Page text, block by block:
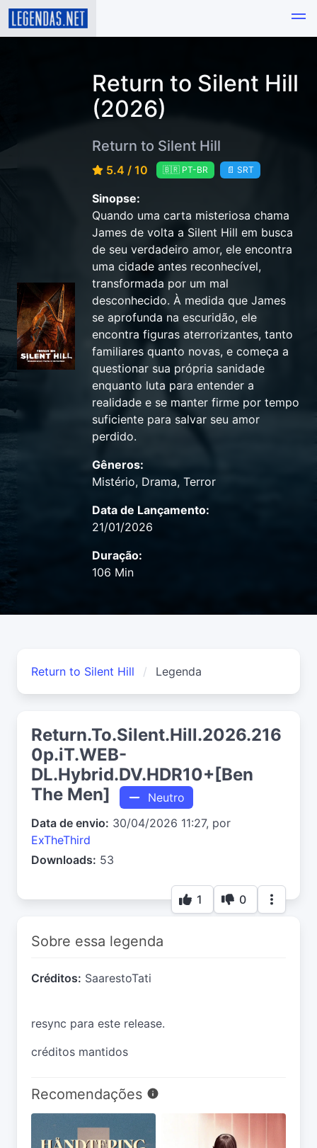
Return to Silent Hill
(2026)
Return to Silent Hill
5.4 / 10 🇧🇷 PT-BR 📄 SRT
Sinopse:
Quando uma carta misteriosa chama
James de volta a Silent Hill em busca
de seu verdadeiro amor, ele encontra
uma cidade antes reconhecível,
transformada por um mal
desconhecido. À medida que James
se aprofunda na escuridão, ele
encontra figuras aterrorizantes, tanto
familiares quanto novas, e começa a
questionar sua própria sanidade
enquanto luta para entender a
realidade e se manter firme por tempo
suficiente para salvar seu amor
perdido.
Gêneros:
Mistério, Drama, Terror
Data de Lançamento:
21/01/2026
Duração:
106 Min
Return to Silent Hill Legenda
Return.To.Silent.Hill.2026.216
0p.iT.WEB-
DL.Hybrid.DV.HDR10+[Ben
The Men]
Neutro
Data de envio: 30/04/2026 11:27, por
ExTheThird
Downloads: 53
1 0
Sobre essa legenda
Créditos: SaarestoTati
resync para este release.
créditos mantidos
Recomendações